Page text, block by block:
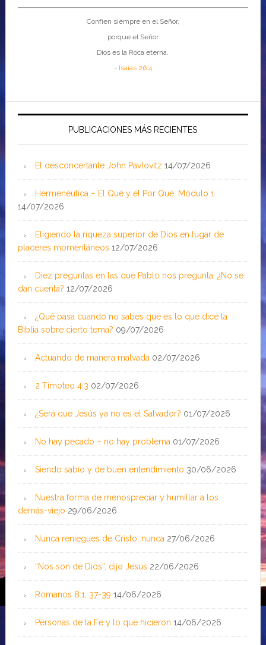
Confíen siempre en el Señor,
porque el Señor
Dios es la Roca eterna.
- Isaías 26:4
PUBLICACIONES MÁS RECIENTES
El desconcertante John Pavlovitz 14/07/2026
Hermenéutica – El Qué y el Por Qué: Módulo 1
14/07/2026
Eligiendo la riqueza superior de Dios en lugar de
placeres momentáneos 12/07/2026
Diez preguntas en las que Pablo nos pregunta: ¿No se
dan cuenta? 12/07/2026
¿Qué pasa cuando no sabes qué es lo que dice la
Biblia sobre cierto tema? 09/07/2026
Actuando de manera malvada 02/07/2026
2 Timoteo 4:3 02/07/2026
¿Será que Jesús ya no es el Salvador? 01/07/2026
No hay pecado – no hay problema 01/07/2026
Siendo sabio y de buen entendimiento 30/06/2026
Nuestra forma de menospreciar y humillar a los
demás-viejo 29/06/2026
Nunca reniegues de Cristo, nunca 27/06/2026
“Nos son de Dios”, dijo Jesús 22/06/2026
Romanos 8:1, 37-39 14/06/2026
Personas de la Fe y lo que hicieron 14/06/2026